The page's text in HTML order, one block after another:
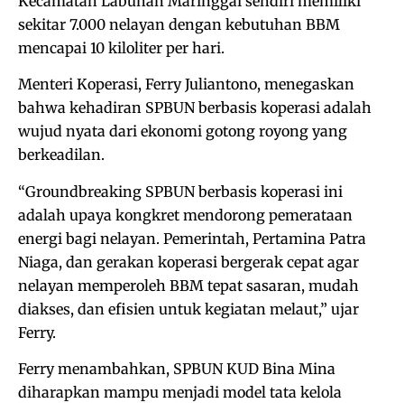
sekitar 7.000 nelayan dengan kebutuhan BBM
mencapai 10 kiloliter per hari.
Menteri Koperasi, Ferry Juliantono, menegaskan
bahwa kehadiran SPBUN berbasis koperasi adalah
wujud nyata dari ekonomi gotong royong yang
berkeadilan.
“Groundbreaking SPBUN berbasis koperasi ini
adalah upaya kongkret mendorong pemerataan
energi bagi nelayan. Pemerintah, Pertamina Patra
Niaga, dan gerakan koperasi bergerak cepat agar
nelayan memperoleh BBM tepat sasaran, mudah
diakses, dan efisien untuk kegiatan melaut,” ujar
Ferry.
Ferry menambahkan, SPBUN KUD Bina Mina
diharapkan mampu menjadi model tata kelola